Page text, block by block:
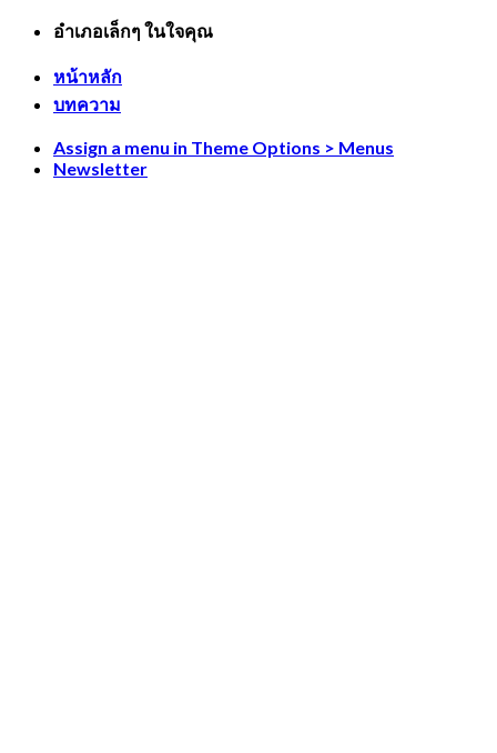
Skip
content
อำเภอเล็กๆ ในใจคุณ
หน้าหลัก
บทความ
Assign a menu in Theme Options > Menus
Newsletter